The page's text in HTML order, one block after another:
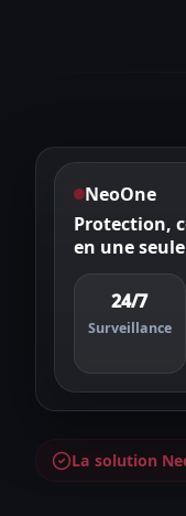
La solution
NeoOne
Protection,
en une
24/7
Surveillance